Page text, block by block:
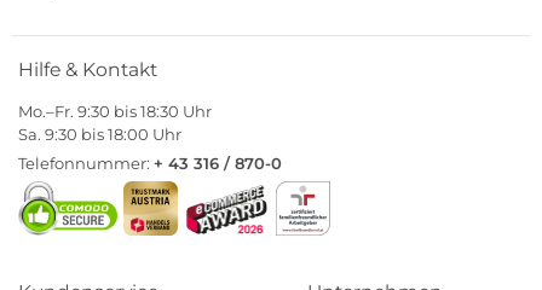
Hilfe & Kontakt
Mo.–Fr. 9:30 bis 18:30 Uhr
Sa. 9:30 bis 18:00 Uhr
Telefonnummer: + 43 316 / 870-0